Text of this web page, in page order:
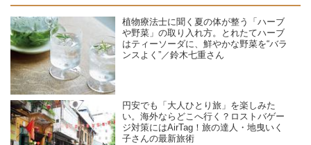
植物療法士に聞く夏の体が整う「ハーブ
や野菜」の取り入れ方。とれたてハーブ
はティーソーダに、鮮やかな野菜を“バラ
ンスよく”／鈴木七重さん
円安でも「大人ひとり旅」を楽しみた
い。海外ならどこへ行く？ロストバゲー
ジ対策にはAirTag！旅の達人・地曳いく
子さんの最新旅術